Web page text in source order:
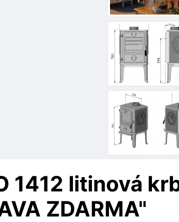
1412 litinová
ZDARMA"